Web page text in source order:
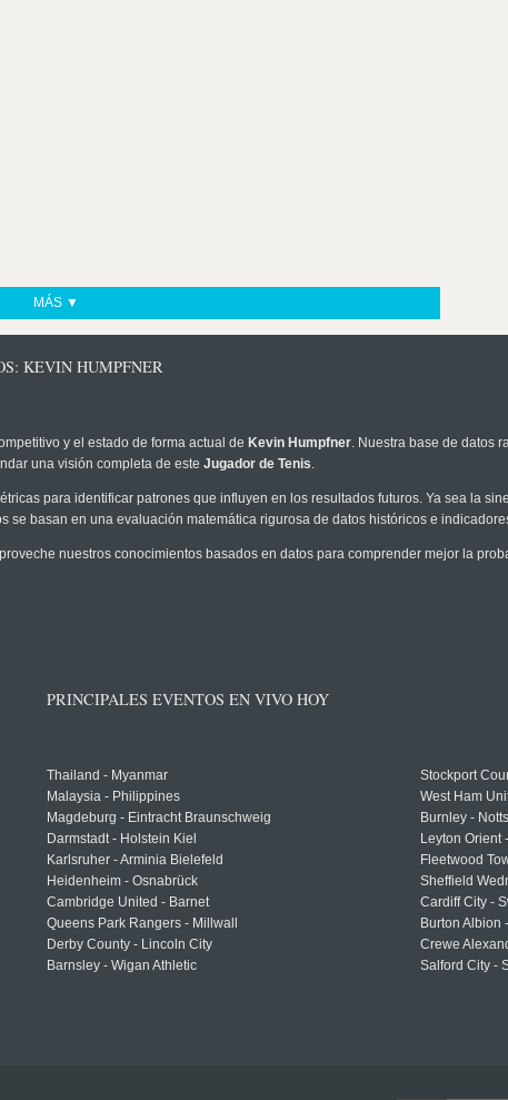
MÁS ▼
KEVIN HUMPFNER
y el estado de forma actual de Kevin Humpfner. Nuestra base de datos
una visión completa de este Jugador de Tenis.
para identificar patrones que influyen en los resultados futuros. Ya sea la
se basan en una evaluación matemática rigurosa de datos históricos e
nuestros conocimientos basados en datos para comprender mejor la
PRINCIPALES EVENTOS EN VIVO HOY
Thailand - Myanmar
Malaysia - Philippines
Magdeburg - Eintracht Braunschweig
Darmstadt - Holstein Kiel
Karlsruher - Arminia Bielefeld
Heidenheim - Osnabrück
Cambridge United - Barnet
Queens Park Rangers - Millwall
Derby County - Lincoln City
Barnsley - Wigan Athletic
Stockport
West Ham
Burnley -
Leyton Orient
Fleetwood
Sheffield
Cardiff City -
Burton Albion
Crewe
Salford City -